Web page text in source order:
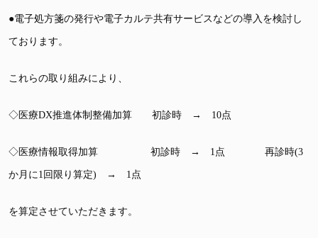
●電子処方箋の発行や電子カルテ共有サービスなどの導入を検討し
ております。
これらの取り組みにより、
◇医療DX推進体制整備加算 初診時 → 10点
◇医療情報取得加算 初診時 → 1点 再診時(3
か月に1回限り算定) → 1点
を算定させていただきます。